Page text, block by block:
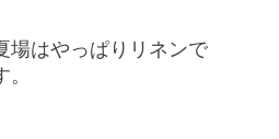
場はやっぱりリネンで
。